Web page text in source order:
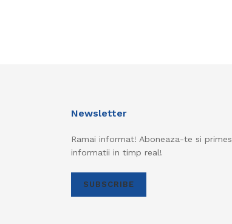
Newsletter
Ramai informat! Aboneaza-te si
informatii in timp real!
SUBSCRIBE